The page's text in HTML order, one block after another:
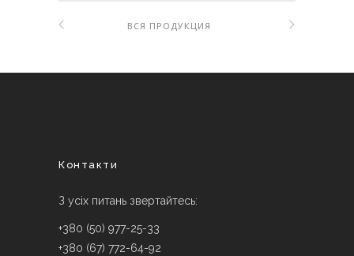
ВСЯ ПРОДУКЦИЯ
Контакти
З усіх питань звертайтесь:
+380 (50) 977-25-33
+380 (67) 772-64-92